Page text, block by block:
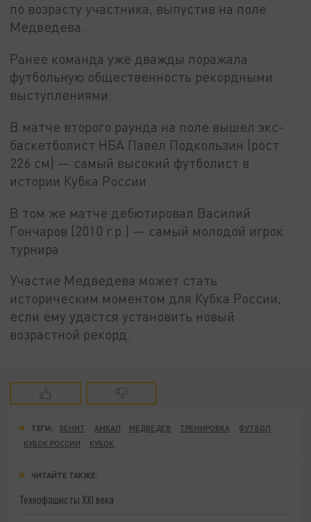
по возрасту участника, выпустив на поле
Медведева.
Ранее команда уже дважды поражала
футбольную общественность рекордными
выступлениями:
В матче второго раунда на поле вышел экс-
баскетболист НБА Павел Подкользин (рост
226 см) — самый высокий футболист в
истории Кубка России
В том же матче дебютировал Василий
Гончаров (2010 г.р.) — самый молодой игрок
турнира
Участие Медведева может стать
историческим моментом для Кубка России,
если ему удастся установить новый
возрастной рекорд.
ТЕГИ: ЗЕНИТ АМКАЛ МЕДВЕДЕВ ТРЕНИРОВКА
ФУТБОЛ
КУБОК РОССИИ
КУБОК
ЧИТАЙТЕ ТАКЖЕ:
Технофашисты XXI века